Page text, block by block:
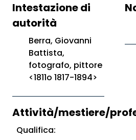
Intestazione di
autorità
Berra, Giovanni
Battista,
fotografo, pittore
<1811o 1817-1894>
Attività/mestiere/
Qualifica: